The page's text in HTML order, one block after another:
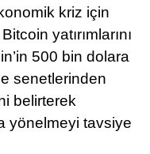
LinkedIn
Telegram
kriz için
yatırımlarını
500 bin dolara
senetlerinden
belirterek
yönelmeyi tavsiye